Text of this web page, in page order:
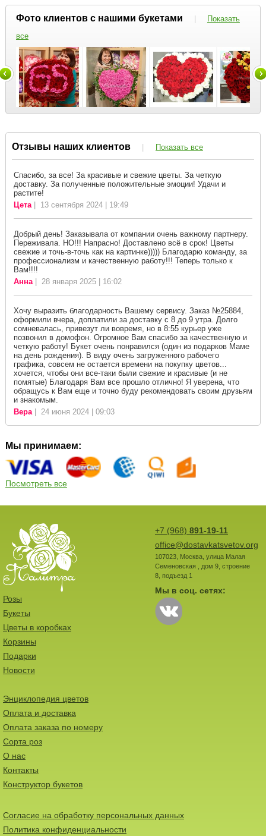
Фото клиентов с нашими букетами |
Показать
все
Отзывы наших клиентов | Показать все
Спасибо, за все! За красивые и свежие цветы. За четкую
доставку. За полученные положительные эмоции! Удачи и
растите!
Цета| 13 сентября 2024 | 19:49
Добрый день! Заказывала от компании очень важному партнеру.
Переживала. НО!!! Напрасно! Доставлено всё в срок! Цветы
свежие и точь-в-точь как на картинке))))) Благодарю команду, за
профессионализм и качественную работу!!! Теперь только к
Вам!!!!
Анна| 28 января 2025 | 16:02
Хочу выразить благодарность Вашему сервису. Заказ №25884,
оформили вчера, доплатили за доставку с 8 до 9 утра. Долго
сомневалась, привезут ли вовремя, но в 8:55 курьер уже
позвонил в домофон. Огромное Вам спасибо за качественную и
четкую работу! Букет очень понравился (один из подарков Маме
на день рождения). В виду очень загруженного рабочего
графика, совсем не остается времени на покупку цветов...
хочется, чтобы они все-таки были свежие и красивые (и не
помятые) Благодаря Вам все прошло отлично! Я уверена, что
обращусь к Вам еще и точно буду рекомендовать своим друзьям
и знакомым.
Вера| 24 июня 2024 | 09:03
Мы принимаем:
Посмотреть все
+7 (968) 891-19-11
office@dostavkatsvetov.org
107023, Москва, улица Малая
Семеновская , дом 9, строение
8, подъезд 1
Мы в соц. сетях:
Розы
Букеты
Цветы в коробках
Корзины
Подарки
Новости
Энциклопедия цветов
Оплата и доставка
Оплата заказа по номеру
Сорта роз
О нас
Контакты
Конструктор букетов
Согласие на обработку персональных данных
Политика конфиденциальности